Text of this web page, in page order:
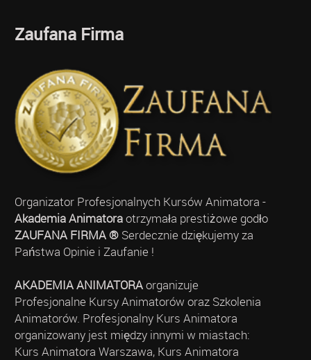
Zaufana Firma
Organizator Profesjonalnych Kursów Animatora -
Akademia Animatoraotrzymała prestiżowe godło
ZAUFANA FIRMA ®Serdecznie dziękujemy za
Państwa Opinie i Zaufanie !
AKADEMIA ANIMATORAorganizuje
Profesjonalne Kursy Animatorów oraz Szkolenia
Animatorów. Profesjonalny Kurs Animatora
organizowany jest między innymi w miastach:
Kurs Animatora Warszawa, Kurs Animatora